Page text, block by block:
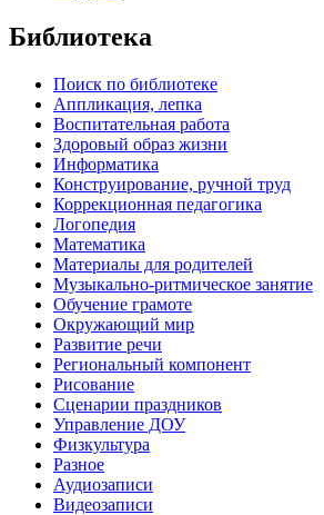
Библиотека
Поиск по библиотеке
Аппликация, лепка
Воспитательная работа
Здоровый образ жизни
Информатика
Конструирование, ручной труд
Коррекционная педагогика
Логопедия
Математика
Материалы для родителей
Музыкально-ритмическое занятие
Обучение грамоте
Окружающий мир
Развитие речи
Региональный компонент
Рисование
Сценарии праздников
Управление ДОУ
Физкультура
Разное
Аудиозаписи
Видеозаписи